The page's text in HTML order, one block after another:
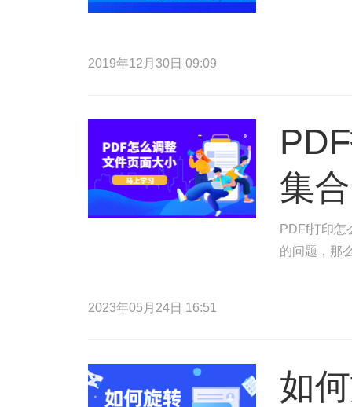
2019年12月30日 09:09
集
PDFf打印
的问题，那
2023年05月24日 16:51
如